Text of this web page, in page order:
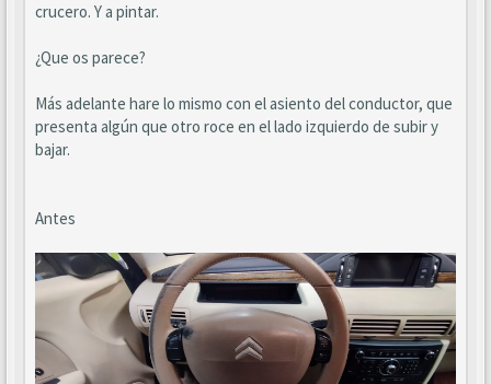
crucero. Y a pintar.
¿Que os parece?
Más adelante hare lo mismo con el asiento del conductor, que
presenta algún que otro roce en el lado izquierdo de subir y
bajar.
Antes